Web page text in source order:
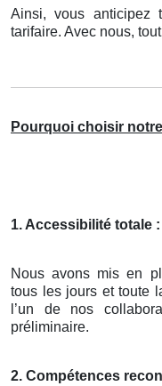
Ainsi, vous anticipez
tarifaire. Avec nous,
Pourquoi choisir
1. Accessibilité totale :
Nous avons mis en
tous les jours et toute
l’un de nos
préliminaire.
2. Compétences